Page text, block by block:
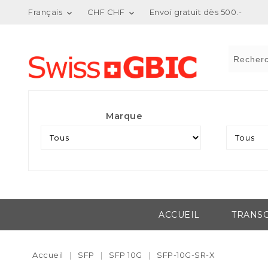
Français  CHF CHF  Envoi gratuit dès 500.-
Marque
ACCUEIL
Accueil SFP SFP 10G SFP-10G-SR-X